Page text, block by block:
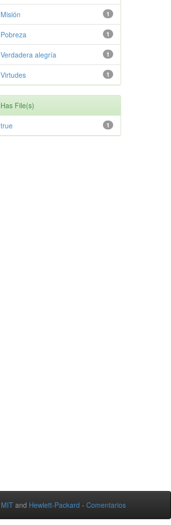
1
Misión
1
Pobreza
1
Verdadera alegría
1
Virtudes
Has File(s)
1
true
MIT and Hewlett-Packard - Comentarios